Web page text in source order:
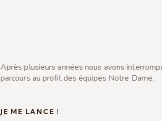
Après plusieurs années nous avons
parcours au profit des équipes Notre Dame.
JE ME LANCE !